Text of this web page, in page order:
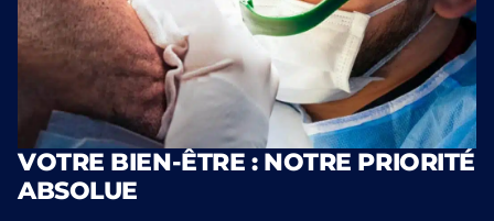
VOTRE BIEN-ÊTRE : NOTRE PRIORITÉ
ABSOLUE